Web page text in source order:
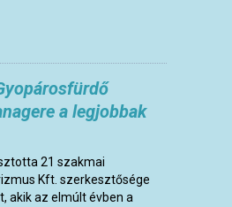
a legjobbak
21 szakmai
Kft. szerkesztősége
akik az elmúlt évben a